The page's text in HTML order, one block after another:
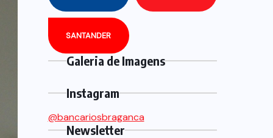
SANTANDER
Galeria de Imagens
Instagram
@bancariosbraganca
Newsletter